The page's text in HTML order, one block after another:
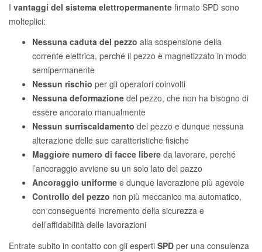
I vantaggi del sistema elettropermanente firmato SPD sono
molteplici:
Nessuna caduta del pezzo alla sospensione della
corrente elettrica, perché il pezzo è magnetizzato in modo
semipermanente
Nessun rischio per gli operatori coinvolti
Nessuna deformazione del pezzo, che non ha bisogno di
essere ancorato manualmente
Nessun surriscaldamento del pezzo e dunque nessuna
alterazione delle sue caratteristiche fisiche
Maggiore numero di facce libere da lavorare, perché
l’ancoraggio avviene su un solo lato del pazzo
Ancoraggio uniforme e dunque lavorazione più agevole
Controllo del pezzo non più meccanico ma automatico,
con conseguente incremento della sicurezza e
dell’affidabilità delle lavorazioni
Entrate subito in contatto con gli esperti SPD per una consulenza